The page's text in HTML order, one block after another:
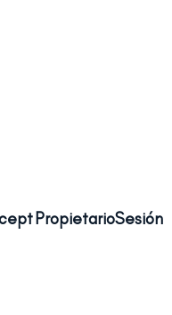
PropietarioSesión